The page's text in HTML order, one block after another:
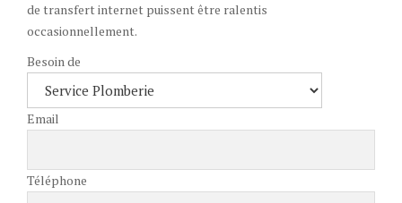
de transfert internet puissent être ralentis
occasionnellement.
Besoin de
Email
Téléphone